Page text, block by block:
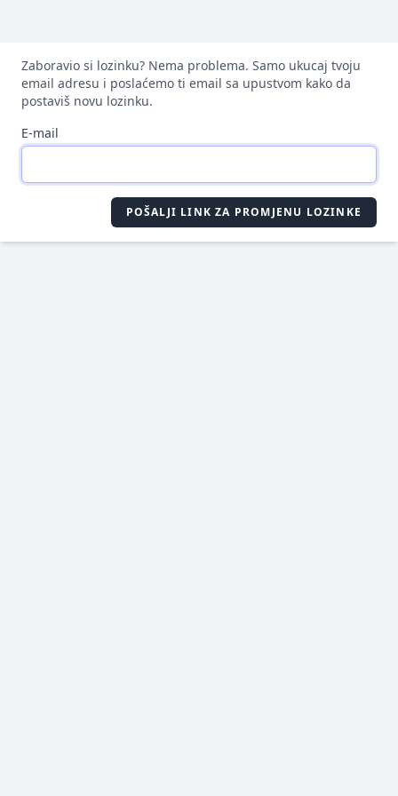
Zaboravio si lozinku? Nema problema. Samo ukucaj tvoju
email adresu i poslaćemo ti email sa upustvom kako da
postaviš novu lozinku.
E-mail
POŠALJI LINK ZA PROMJENU LOZINKE